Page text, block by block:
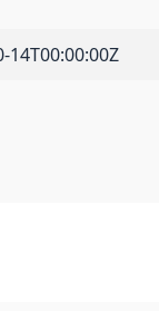
14T00:00:00Z
som ligg til